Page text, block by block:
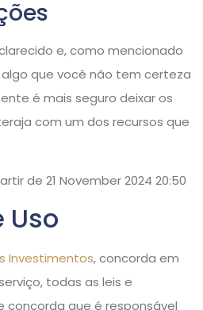
e, como mencionado
que você não tem certeza
é mais seguro deixar os
com um dos recursos que
de 21 November 2024 20:50
Uso
Investimentos, concorda em
todas as leis e
concorda que é responsável